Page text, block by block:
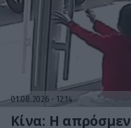
01.08.2026 12:14
Κίνα: Η